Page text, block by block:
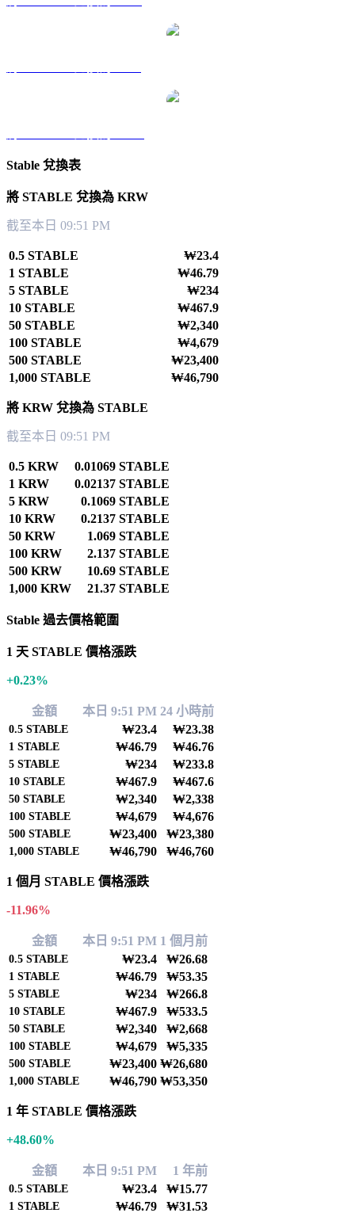
Stable 兌換表
將 STABLE 兌換為 KRW
截至本日 09:51 PM
0.5 STABLE
₩23.4
1 STABLE
₩46.79
5 STABLE
₩234
10 STABLE
₩467.9
50 STABLE
₩2,340
100 STABLE
₩4,679
500 STABLE
₩23,400
1,000 STABLE
₩46,790
將 KRW 兌換為 STABLE
截至本日 09:51 PM
0.5 KRW
0.01069 STABLE
1 KRW
0.02137 STABLE
5 KRW
0.1069 STABLE
10 KRW
0.2137 STABLE
50 KRW
1.069 STABLE
100 KRW
2.137 STABLE
500 KRW
10.69 STABLE
1,000 KRW
21.37 STABLE
Stable 過去價格範圍
1 天 STABLE 價格漲跌
+0.23%
金額 本日 9:51 PM 24 小時前
0.5 STABLE ₩23.4 ₩23.38
1 STABLE ₩46.79 ₩46.76
5 STABLE ₩234 ₩233.8
10 STABLE ₩467.9 ₩467.6
50 STABLE ₩2,340 ₩2,338
100 STABLE ₩4,679 ₩4,676
500 STABLE ₩23,400 ₩23,380
1,000 STABLE ₩46,790 ₩46,760
1 個月 STABLE 價格漲跌
-11.96%
金額 本日 9:51 PM 1 個月前
0.5 STABLE ₩23.4 ₩26.68
1 STABLE ₩46.79 ₩53.35
5 STABLE ₩234 ₩266.8
10 STABLE ₩467.9 ₩533.5
50 STABLE ₩2,340 ₩2,668
100 STABLE ₩4,679 ₩5,335
500 STABLE ₩23,400 ₩26,680
1,000 STABLE ₩46,790 ₩53,350
1 年 STABLE 價格漲跌
+48.60%
金額 本日 9:51 PM 1 年前
0.5 STABLE ₩23.4 ₩15.77
1 STABLE ₩46.79 ₩31.53